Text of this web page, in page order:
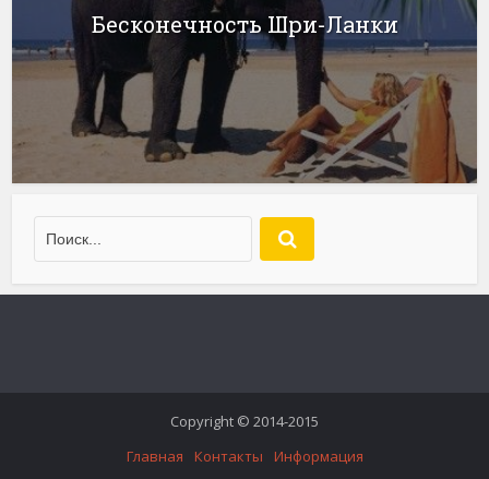
Бесконечность Шри-Ланки
Copyright © 2014-2015
Главная
Контакты Информация